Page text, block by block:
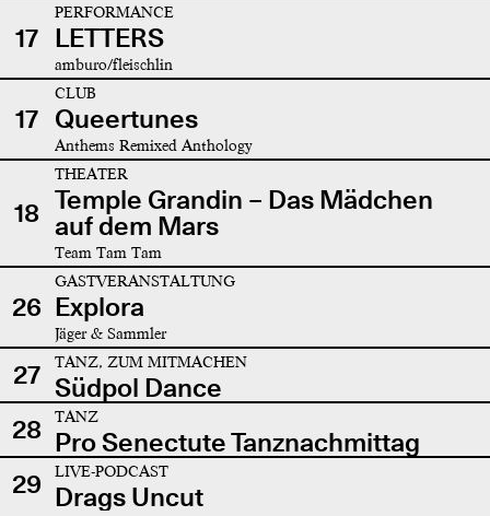
17
PERFORMANCE
LETTERS
amburo/fleischlin
17
CLUB
Queertunes
Anthems Remixed Anthology
18
THEATER
Temple Grandin – Das Mädchen
auf dem Mars
Team Tam Tam
26
GASTVERANSTALTUNG
Explora
Jäger & Sammler
27 TANZ, ZUM MITMACHEN
Südpol Dance
28
TANZ
Pro Senectute Tanznachmittag
29
LIVE-PODCAST
Drags Uncut